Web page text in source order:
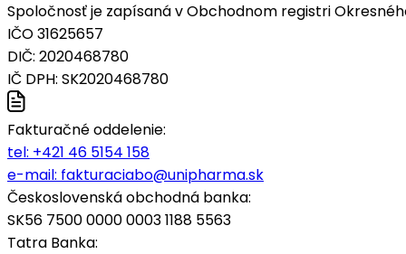
Spoločnosť je zapísaná v Obchodnom registri
IČO 31625657
DIČ: 2020468780
IČ DPH: SK2020468780
Fakturačné oddelenie:
tel: +421 46 5154 158
e-mail: fakturaciabo@unipharma.sk
Československá obchodná banka:
SK56 7500 0000 0003 1188 5563
Tatra Banka: